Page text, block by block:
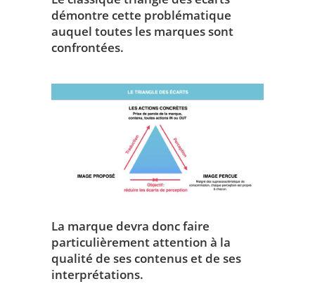
démontre cette problématique
auquel toutes les marques sont
confrontées.
La marque devra donc faire
particulièrement attention à la
qualité de ses contenus et de ses
interprétations.